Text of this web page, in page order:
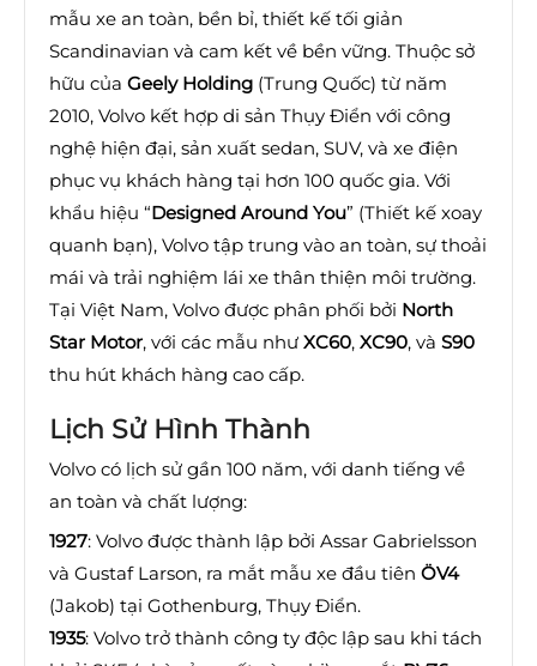
mẫu xe an toàn, bền bỉ, thiết kế tối giản
Scandinavian và cam kết về bền vững. Thuộc sở
hữu của Geely Holding (Trung Quốc) từ năm
2010, Volvo kết hợp di sản Thụy Điển với công
nghệ hiện đại, sản xuất sedan, SUV, và xe điện
phục vụ khách hàng tại hơn 100 quốc gia. Với
khẩu hiệu “Designed Around You” (Thiết kế xoay
quanh bạn), Volvo tập trung vào an toàn, sự thoải
mái và trải nghiệm lái xe thân thiện môi trường.
Tại Việt Nam, Volvo được phân phối bởi North
Star Motor, với các mẫu như XC60, XC90, và S90
thu hút khách hàng cao cấp.
Lịch Sử Hình Thành
Volvo có lịch sử gần 100 năm, với danh tiếng về
an toàn và chất lượng:
1927: Volvo được thành lập bởi Assar Gabrielsson
và Gustaf Larson, ra mắt mẫu xe đầu tiên ÖV4
(Jakob) tại Gothenburg, Thụy Điển.
1935: Volvo trở thành công ty độc lập sau khi tách